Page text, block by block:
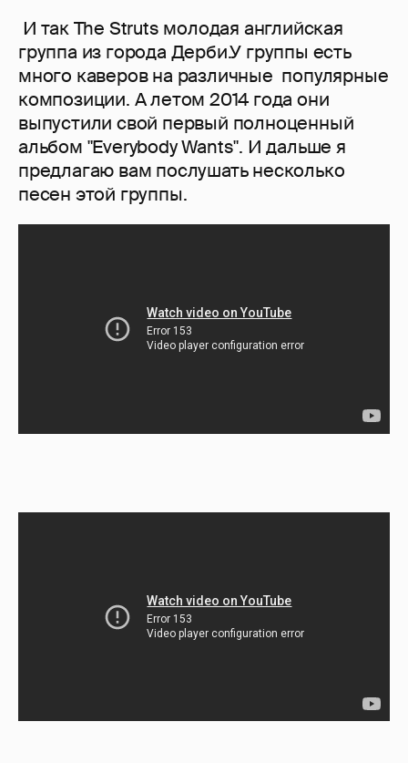
И так The Struts молодая английская
группа из города Дерби.У группы есть
много каверов на различные популярные
композиции. А летом 2014 года они
выпустили свой первый полноценный
альбом "Everybody Wants". И дальше я
предлагаю вам послушать несколько
песен этой группы.